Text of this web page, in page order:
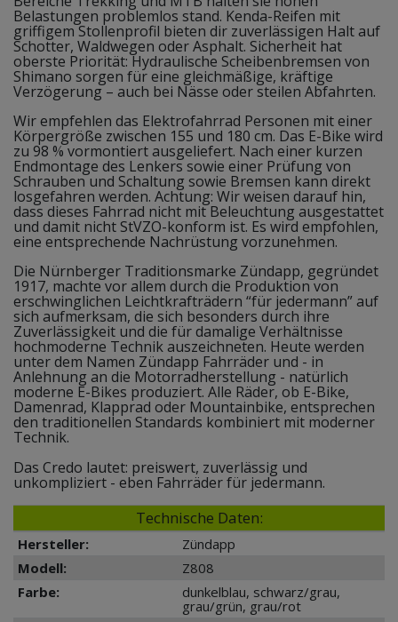
Belastungen problemlos stand. Kenda-Reifen mit
griffigem Stollenprofil bieten dir zuverlässigen Halt auf
Schotter, Waldwegen oder Asphalt. Sicherheit hat
oberste Priorität: Hydraulische Scheibenbremsen von
Shimano sorgen für eine gleichmäßige, kräftige
Verzögerung – auch bei Nässe oder steilen Abfahrten.
Wir empfehlen das Elektrofahrrad Personen mit einer
Körpergröße zwischen 155 und 180 cm. Das E-Bike wird
zu 98 % vormontiert ausgeliefert. Nach einer kurzen
Endmontage des Lenkers sowie einer Prüfung von
Schrauben und Schaltung sowie Bremsen kann direkt
losgefahren werden. Achtung: Wir weisen darauf hin,
dass dieses Fahrrad nicht mit Beleuchtung ausgestattet
und damit nicht StVZO-konform ist. Es wird empfohlen,
eine entsprechende Nachrüstung vorzunehmen.
Die Nürnberger Traditionsmarke Zündapp, gegründet
1917, machte vor allem durch die Produktion von
erschwinglichen Leichtkrafträdern “für jedermann” auf
sich aufmerksam, die sich besonders durch ihre
Zuverlässigkeit und die für damalige Verhältnisse
hochmoderne Technik auszeichneten. Heute werden
unter dem Namen Zündapp Fahrräder und - in
Anlehnung an die Motorradherstellung - natürlich
moderne E-Bikes produziert. Alle Räder, ob E-Bike,
Damenrad, Klapprad oder Mountainbike, entsprechen
den traditionellen Standards kombiniert mit moderner
Technik.
Das Credo lautet: preiswert, zuverlässig und
unkompliziert - eben Fahrräder für jedermann.
Technische Daten:
Hersteller:
Zündapp
Modell:
Z808
Farbe:
dunkelblau, schwarz/grau,
grau/grün, grau/rot